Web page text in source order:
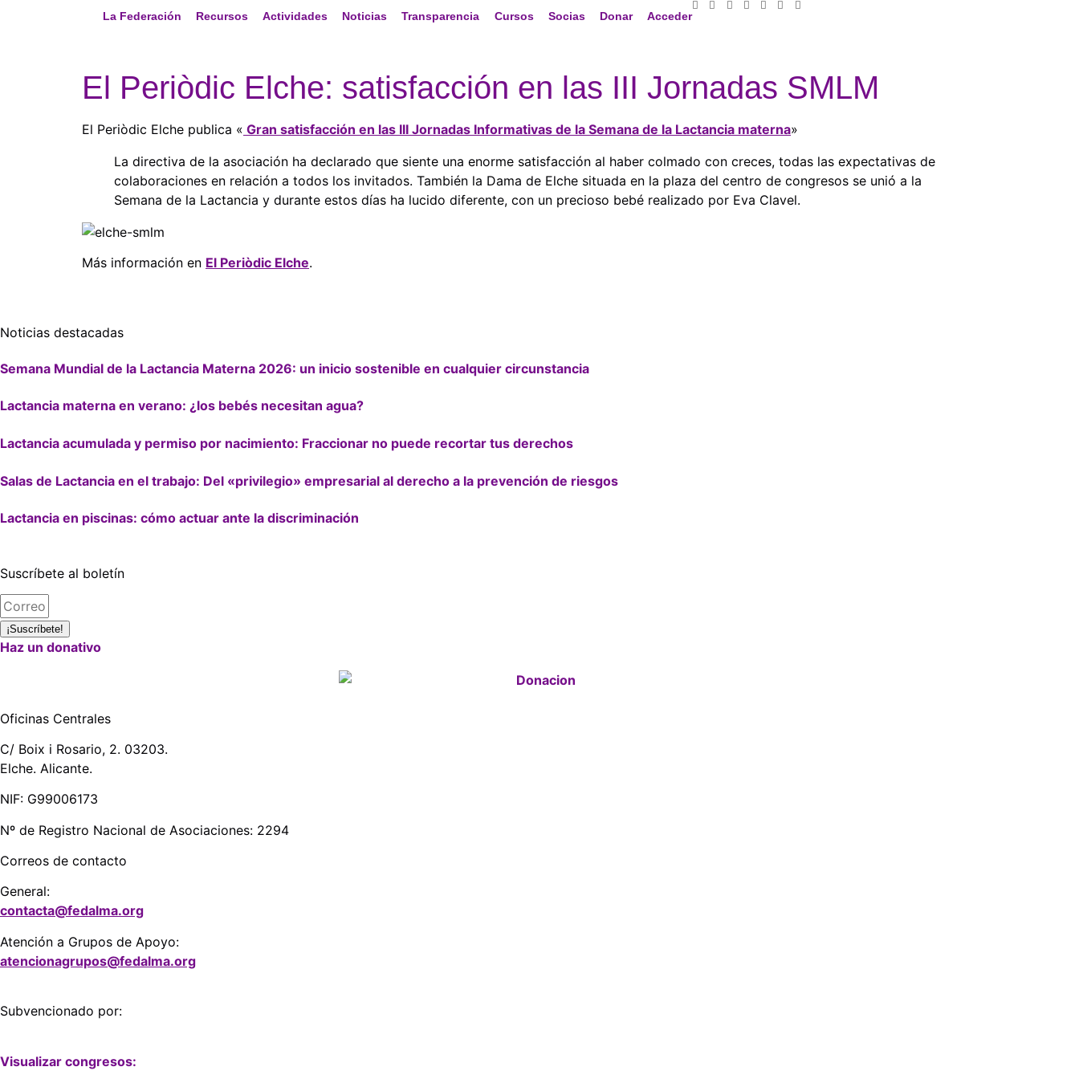
La Federación Recursos Actividades Noticias Transparencia Cursos Socias Donar Acceder
El Periòdic Elche: satisfacción en las III Jornadas SMLM
El Periòdic Elche publica « Gran satisfacción en las III Jornadas Informativas de la Semana de la Lactancia materna»
La directiva de la asociación ha declarado que siente una enorme satisfacción al haber colmado con creces, todas las expectativas de
colaboraciones en relación a todos los invitados. También la Dama de Elche situada en la plaza del centro de congresos se unió a la
Semana de la Lactancia y durante estos días ha lucido diferente, con un precioso bebé realizado por Eva Clavel.
Más información en El Periòdic Elche.
Noticias destacadas
Semana Mundial de la Lactancia Materna 2026: un inicio sostenible en cualquier circunstancia
Lactancia materna en verano: ¿los bebés necesitan agua?
Lactancia acumulada y permiso por nacimiento: Fraccionar no puede recortar tus derechos
Salas de Lactancia en el trabajo: Del «privilegio» empresarial al derecho a la prevención de riesgos
Lactancia en piscinas: cómo actuar ante la discriminación
Suscríbete al boletín
¡Suscríbete!
Haz un donativo
Oficinas Centrales
C/ Boix i Rosario, 2. 03203.
Elche. Alicante.
NIF: G99006173
Nº de Registro Nacional de Asociaciones: 2294
Correos de contacto
General:
contacta@fedalma.org
Atención a Grupos de Apoyo:
atencionagrupos@fedalma.org
Subvencionado por:
Visualizar congresos: